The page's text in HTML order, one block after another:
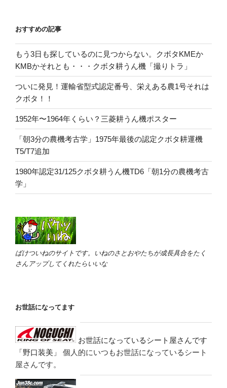
おすすめの記事
もう3日も探しているのに見つからない。クボタKMEか
KMBかそれとも・・・クボタ耕うん機「撮りトラ」
ついに発見！運輸省型式認定番号、栄えある農1号それは
クボタ！！
1952年〜1964年くらい？三菱耕うん機ポスター
「朝3分の農機考古学」1975年最後の認定クボタ耕運機
T5/T7追加
1980年認定31/125クボタ耕うん機TD6「朝1分の農機考古
学」
ばけついねのサイトです。いねのさとおやたちが成長具合をたく
さんアップしてくれたらいいな
お世話になってます
お世話になっているシート屋さんです
「野口装美」
個人的にいつもお世話になっているシート
屋さんです。